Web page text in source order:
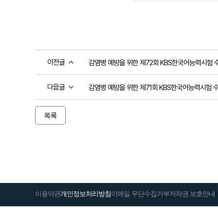
이전글 감염병 예방을 위한 제72회 KBS한국어능력시험
다음글 감염병 예방을 위한 제71회 KBS한국어능력시험
목록
이용약관개인정보처리방침이메일 무단수집거부저작권 보호안내